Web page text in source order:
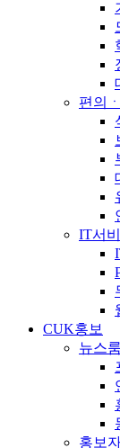
편의
IT서
CUK홍보
뉴스룸
홍보